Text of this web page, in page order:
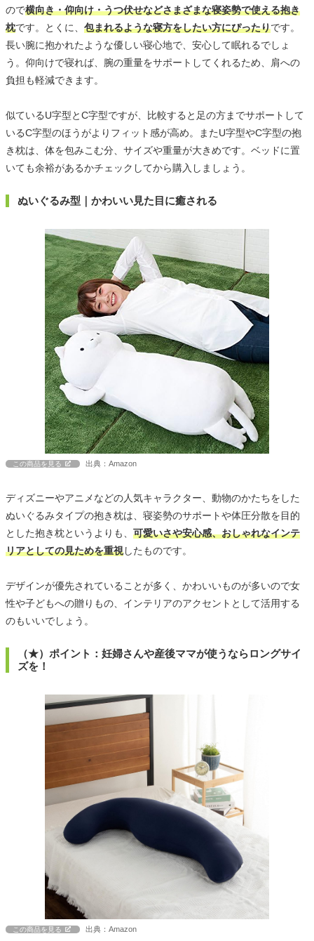
ので横向き・仰向け・うつ伏せなどさまざまな寝姿勢で使える抱き
枕です。とくに、 包まれるような寝方をしたい方にぴったりです。
長い腕に抱かれたような優しい寝心地で、安心して眠れるでしょ
う。仰向けで寝れば、腕の重量をサポートしてくれるため、肩への
負担も軽減できます。
似ているU字型とC字型ですが、比較すると足の方までサポートして
いるC字型のほうがよりフィット感が高め。またU字型やC字型の抱
き枕は、体を包みこむ分、サイズや重量が大きめです。ベッドに置
いても余裕があるかチェックしてから購入しましょう。
ぬいぐるみ型｜かわいい見た目に癒される
この商品を見る 出典：Amazon
ディズニーやアニメなどの人気キャラクター、動物のかたちをした
ぬいぐるみタイプの抱き枕は、寝姿勢のサポートや体圧分散を目的
とした抱き枕というよりも、 可愛いさや安心感、おしゃれなインテ
リアとしての見ためを重視したものです。
デザインが優先されていることが多く、かわいいものが多いので女
性や子どもへの贈りもの、インテリアのアクセントとして活用する
のもいいでしょう。
（★）ポイント：妊婦さんや産後ママが使うならロングサイ
ズを！
この商品を見る 出典：Amazon